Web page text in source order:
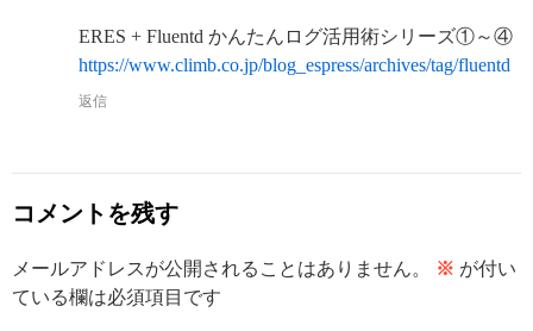
ERES + Fluentd かんたんログ活用術シリーズ①～④
https://www.climb.co.jp/blog_espress/archives/tag/fluentd
返信
コメントを残す
メールアドレスが公開されることはありません。 ※ が付い
ている欄は必須項目です